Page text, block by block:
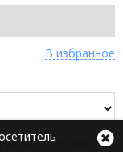
В избранное
с друзьями: